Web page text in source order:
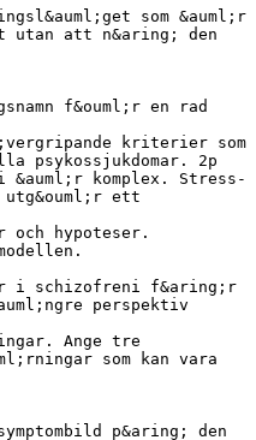
som &auml;r
utan att n&aring; den
f&ouml;r en rad
kriterier som
psykossjukdomar. 2p
komplex. Stress-
utg&ouml;r ett
och hypoteser.
i schizofreni f&aring;r
perspektiv
Ange tre
som kan vara
p&aring; den